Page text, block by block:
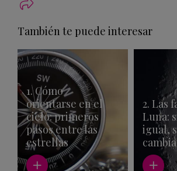
También te puede interesar
1. Cómo
orientarse en el
cielo: primeros
pasos entre las
estrellas
2. Las
Luna:
igual,